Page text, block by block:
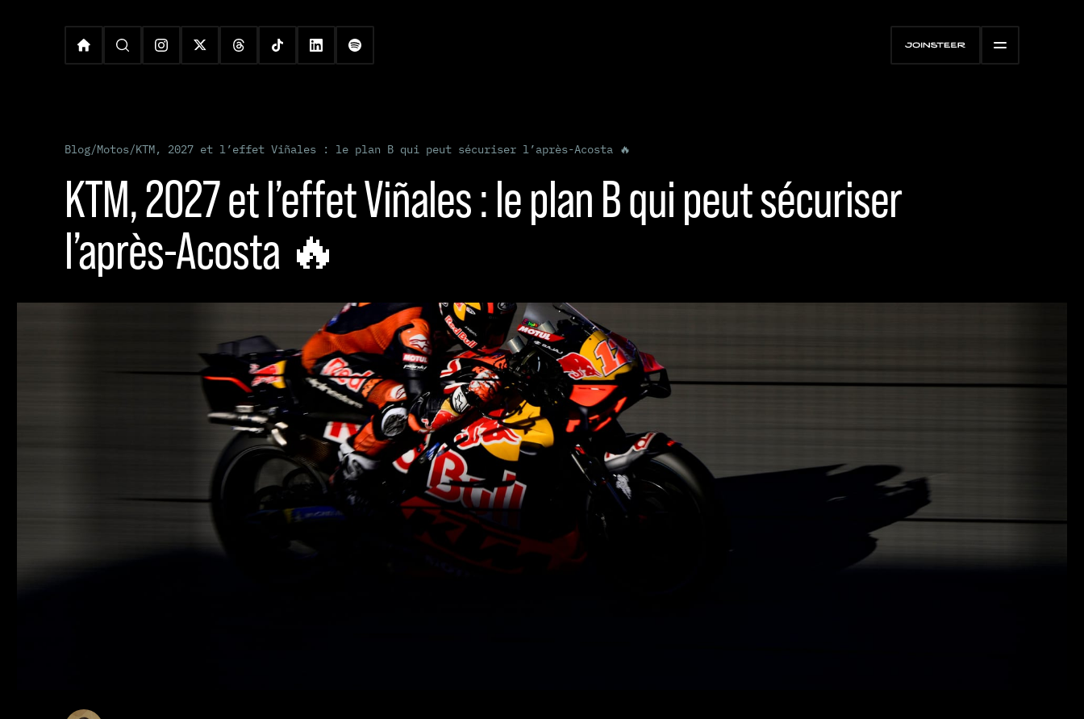
Blog/Motos/KTM, 2027 et l’effet Viñales : le plan B qui peut sécuriser l’après-Acosta 🔥
KTM, 2027 et l’effet Viñales : le plan B qui peut sécuriser
l’après-Acosta 🔥